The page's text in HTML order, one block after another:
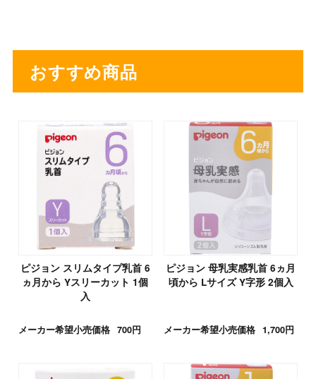
おすすめ商品
ピジョン スリムタイプ乳首 6
ヵ月から Yスリーカット 1個
入
メーカー希望小売価格 700円
ピジョン 母乳実感乳首 6ヵ月
頃から Lサイズ Y字形 2個入
メーカー希望小売価格 1,700円